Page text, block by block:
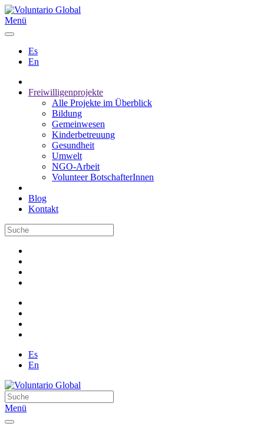
Menü
Es
En
Freiwilligenprojekte
Alle Projekte im Überblick
Bildung
Gemeinwesen
Kinderbetreuung
Gesundheit
Umwelt
NGO-Arbeit
Volunteer BotschafterInnen
Blog
Kontakt
Es
En
Menü